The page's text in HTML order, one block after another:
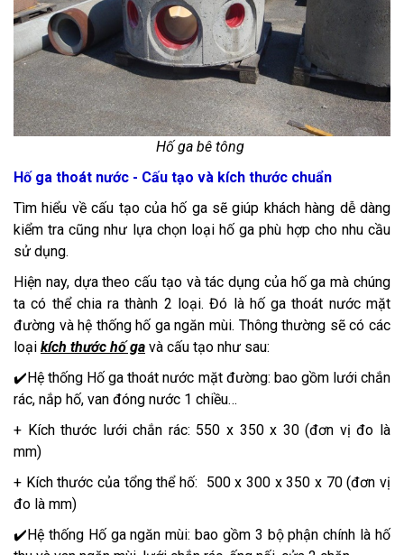
Hố ga bê tông
Hố ga thoát nước - Cấu tạo và kích thước chuẩn
Tìm hiểu về cấu tạo của hố ga sẽ giúp khách hàng dễ dàng
kiểm tra cũng như lựa chọn loại hố ga phù hợp cho nhu cầu
sử dụng.
Hiện nay, dựa theo cấu tạo và tác dụng của hố ga mà chúng
ta có thể chia ra thành 2 loại. Đó là hố ga thoát nước mặt
đường và hệ thống hố ga ngăn mùi. Thông thường sẽ có các
loại kích thước hố ga và cấu tạo như sau:
✔️Hệ thống Hố ga thoát nước mặt đường: bao gồm lưới chắn
rác, nắp hố, van đóng nước 1 chiều…
+ Kích thước lưới chắn rác: 550 x 350 x 30 (đơn vị đo là
mm)
+ Kích thước của tổng thể hố: 500 x 300 x 350 x 70 (đơn vị
đo là mm)
✔️Hệ thống Hố ga ngăn mùi: bao gồm 3 bộ phận chính là hố